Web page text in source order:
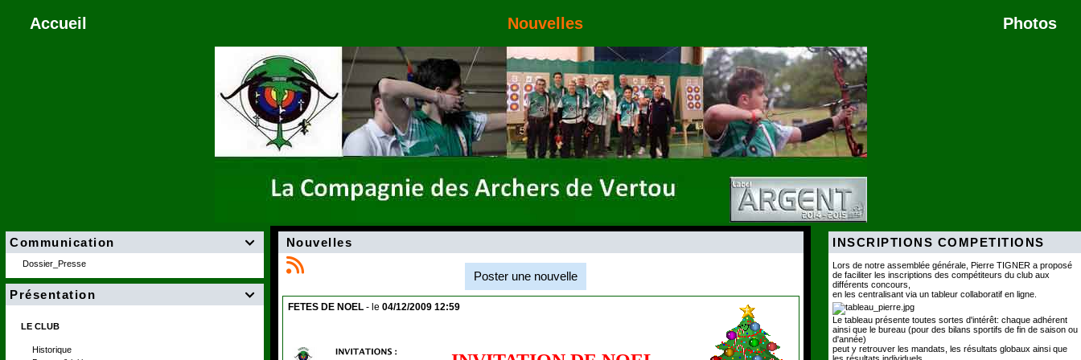
Accueil Nouvelles Photos

Communication
Dossier_Presse

Présentation
LE CLUB
Historique
Nouvelles
Poster une nouvelle
FETES DE NOEL - le 04/12/2009 12:59
INSCRIPTIONS COMPETITIONS
Lors de notre assemblée générale, Pierre TIGNER a proposé
de faciliter les inscriptions des compétiteurs du club aux
différents concours,
en les centralisant via un tableur collaboratif en ligne.
Le tableau présente toutes sortes d'intérêt: chaque adhérent
ainsi que le bureau (pour des bilans sportifs de fin de saison ou
d'année)
peut y retrouver les mandats, les résultats globaux ainsi que